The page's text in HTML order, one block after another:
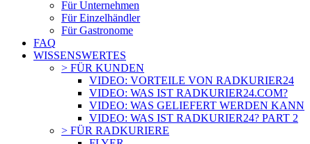
Für Unternehmen
Für Einzelhändler
Für Gastronome
FAQ
WISSENSWERTES
> FÜR KUNDEN
VIDEO: VORTEILE VON RADKURIER24
VIDEO: WAS IST RADKURIER24.COM?
VIDEO: WAS GELIEFERT WERDEN KANN
VIDEO: WAS IST RADKURIER24? PART 2
> FÜR RADKURIERE